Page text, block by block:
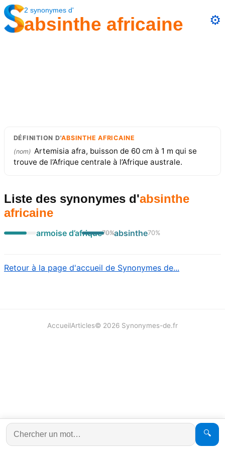
2 synonymes d'
absinthe africaine ⚙️
DÉFINITION D'ABSINTHE AFRICAINE
(nom) Artemisia afra, buisson de 60 cm à 1 m qui se
trouve de l’Afrique centrale à l’Afrique australe.
Liste des synonymes d'absinthe
africaine
armoise d’afrique70%absinthe70%
Retour à la page d'accueil de Synonymes de...
🔍
AccueilArticles© 2026 Synonymes-de.fr